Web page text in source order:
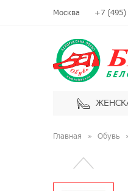
Москва +7 (495)
Главная Обувь